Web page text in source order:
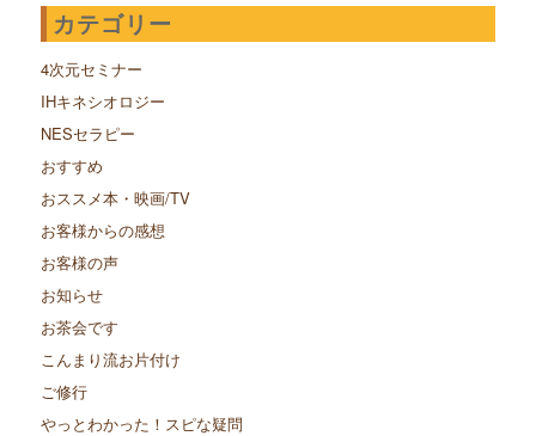
カテゴリー
4次元セミナー
IHキネシオロジー
NESセラピー
おすすめ
おススメ本・映画/TV
お客様からの感想
お客様の声
お知らせ
お茶会です
こんまり流お片付け
ご修行
やっとわかった！スピな疑問